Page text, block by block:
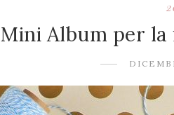
Mini Album per la